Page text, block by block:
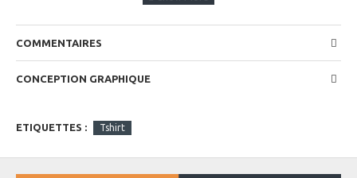
choisissez votre taille et couleur dans les options
disponibles
COMMENTAIRES
CONCEPTION GRAPHIQUE
ETIQUETTES : Tshirt